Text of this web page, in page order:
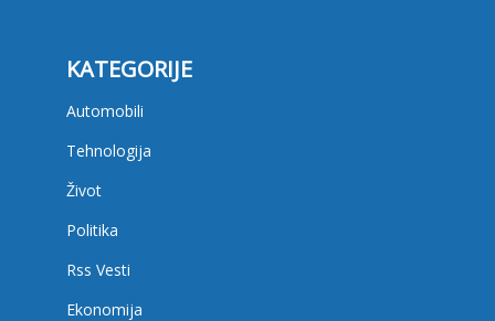
KATEGORIJE
Automobili
Tehnologija
Život
Politika
Rss Vesti
Ekonomija